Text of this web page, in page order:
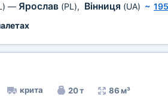
— Ярослав (PL), Вінниця (UA) ~
крита 20 т 86 м³